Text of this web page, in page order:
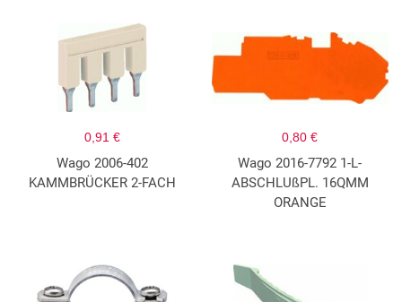
0,91 €
Wago 2006-402
KAMMBRÜCKER 2-FACH
0,80 €
Wago 2016-7792 1-L-
ABSCHLUßPL. 16QMM
ORANGE